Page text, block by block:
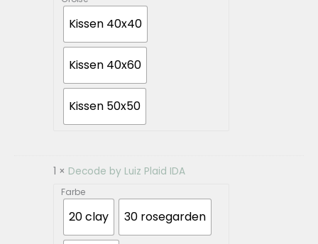
Kissen 40x40
Kissen 40x60
Kissen 50x50
1 × Decode by Luiz Plaid IDA
Farbe
20 clay 30 rosegarden